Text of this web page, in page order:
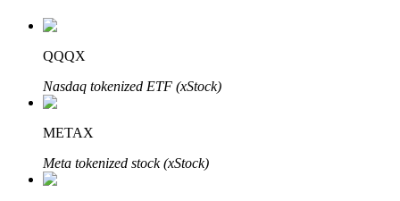
Obtenez des bénéfices à long terme et des intérêts flexibles
QQQX
Nasdaq tokenized ETF (xStock)
METAX
Meta tokenized stock (xStock)